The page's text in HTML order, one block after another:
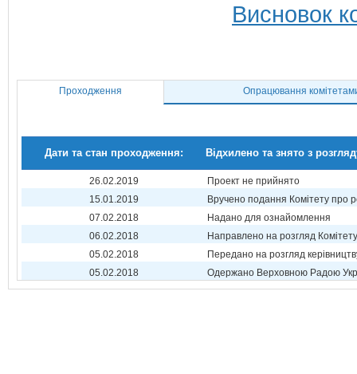
Висновок
Проходження Опрацювання
Дати та стан проходження: Відхилено та знято з
26.02.2019
Проект не прийнято
15.01.2019
Вручено подання Комітету про
07.02.2018
Надано для ознайомлення
06.02.2018
Направлено на розгляд Комітету
05.02.2018
Передано на розгляд
05.02.2018
Одержано Верховною Радою